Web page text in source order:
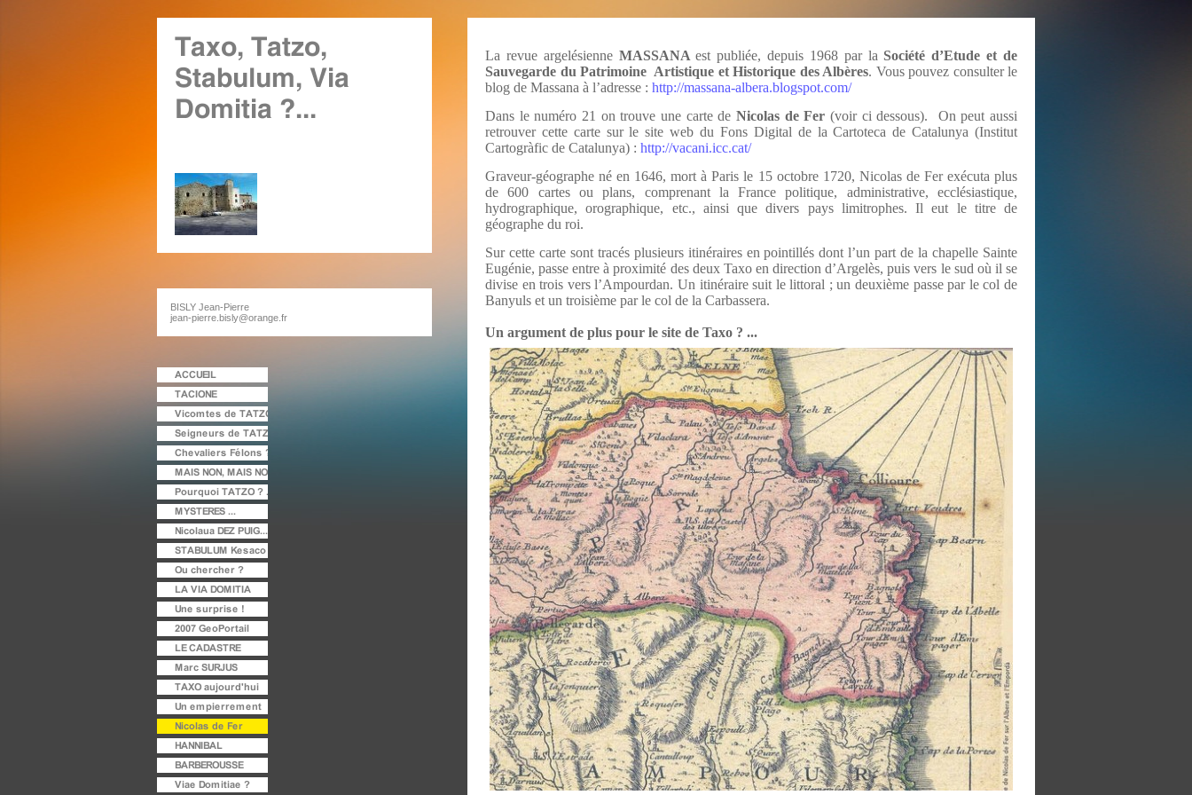
BISLY Jean-Pierre
jean-pierre.bisly@orange.fr
La revue argelésienne MASSANAest publiée, depuis 1968 par la Société d’Etude et de
Sauvegarde du Patrimoine Artistique et Historique des Albères. Vous pouvez consulter le
blog de Massana à l’adresse : http://massana-albera.blogspot.com/
Dans le numéro 21 on trouve une carte de Nicolas de Fer (voir ci dessous). On peut aussi
retrouver cette carte sur le site web du Fons Digital de la Cartoteca de Catalunya (Institut
Cartogràfic de Catalunya) : http://vacani.icc.cat/
Graveur-géographe né en 1646, mort à Paris le 15 octobre 1720, Nicolas de Fer exécuta plus
de 600 cartes ou plans, comprenant la France politique, administrative, ecclésiastique,
hydrographique, orographique, etc., ainsi que divers pays limitrophes. Il eut le titre de
géographe du roi.
Sur cette carte sont tracés plusieurs itinéraires en pointillés dont l’un part de la chapelle Sainte
Eugénie, passe entre à proximité des deux Taxo en direction d’Argelès, puis vers le sud où il se
divise en trois vers l’Ampourdan. Un itinéraire suit le littoral ; un deuxième passe par le col de
Banyuls et un troisième par le col de la Carbassera.
Un argument de plus pour le site de Taxo ? ...